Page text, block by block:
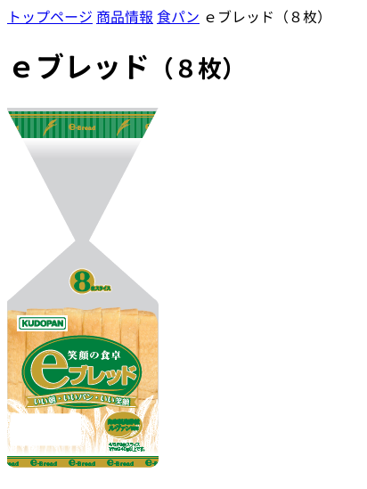
トップページ 商品情報 食パン ｅブレッド（８枚）
ｅブレッド （８枚）